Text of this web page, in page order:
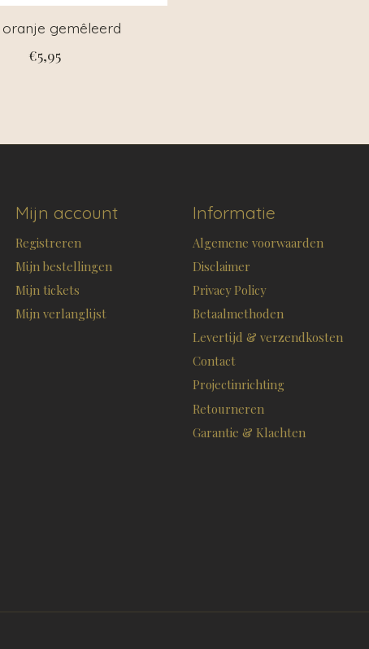
oranje gemêleerd
€5,95
Mijn account
Registreren
Mijn bestellingen
Mijn tickets
Mijn verlanglijst
Informatie
Algemene voorwaarden
Disclaimer
Privacy Policy
Betaalmethoden
Levertijd & verzendkosten
Contact
Projectinrichting
Retourneren
Garantie & Klachten